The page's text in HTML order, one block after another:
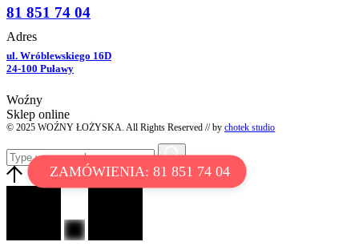
ZAMÓWIENIA: 81 851 74 04
81 851 74 04
Adres
ul. Wróblewskiego 16D
24-100 Puławy
Woźny
Sklep online
© 2025 WOŹNY ŁOŻYSKA. All Rights Reserved // by chotek studio